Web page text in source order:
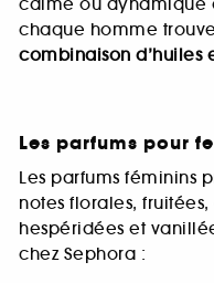
calme ou dynamique
chaque homme
combinaison d’huiles
Les parfums pour
Les parfums féminins
notes florales,
hespéridées et
chez Sephora :